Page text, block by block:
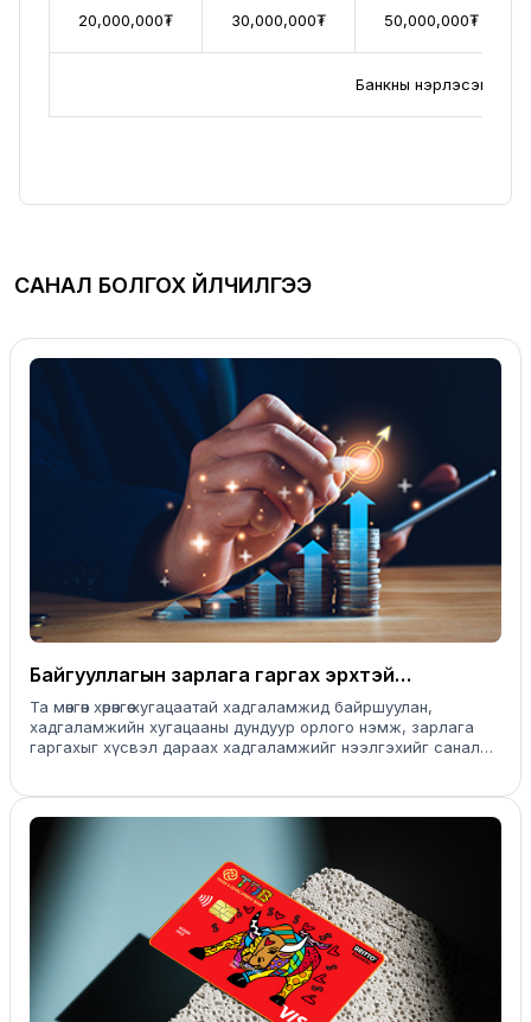
20,000,000₮ 30,000,000₮ 50,000,000₮
Банкны нэрлэсэн
САНАЛ БОЛГОХ ҮЙЛЧИЛГЭЭ
Байгууллагын зарлага гаргах эрхтэй
хадгаламж
Та мөнгөн хөрөнгөө хугацаатай хадгаламжид байршуулан,
хадгаламжийн хугацааны дундуур орлого нэмж, зарлага
гаргахыг хүсвэл дараах хадгаламжийг нээлгэхийг санал